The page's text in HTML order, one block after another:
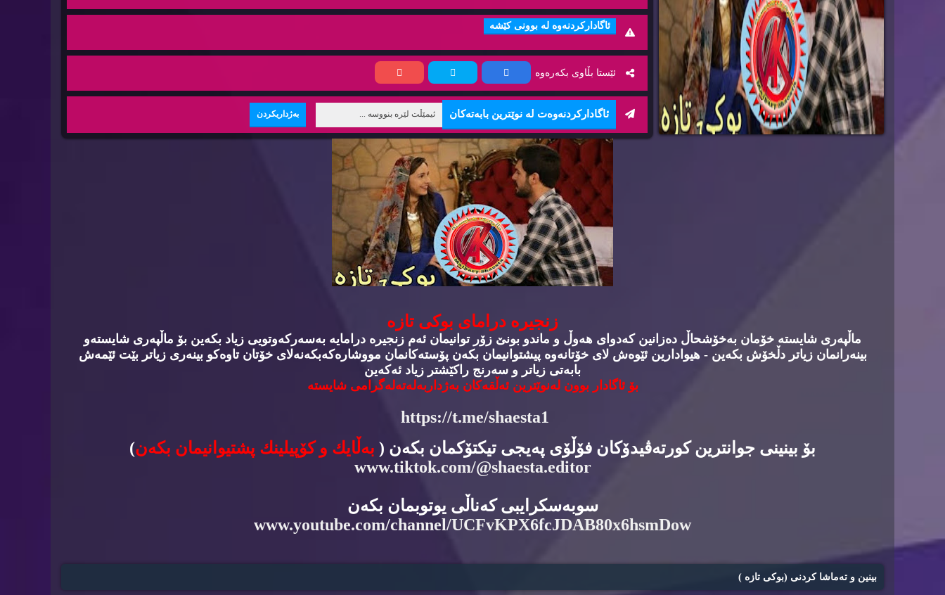
ئاگاداركردنه‌وه‌ له‌ بوونی كێشه‌
ئێستا بڵاوی بكه‌ره‌وه‌
ئاگاداركردنه‌وه‌ت له‌ نوێترین بابه‌ته‌كان
زنجیره‌ درامای بوكی تازه‌
ماڵپه‌ری شایسته‌ خۆمان به‌خۆشحاڵ ده‌زانین كه‌دوای هه‌وڵ و ماندو بونێ زۆر توانیمان ئه‌م زنجیره‌ درامایه‌ به‌سه‌ركه‌وتویی زیاد بكه‌ین بۆ ماڵپه‌ری شایسته‌و
بینه‌رانمان زیاتر دڵخۆش بكه‌ین - هیوادارین ئێوه‌ش لای خۆتانه‌وه‌ پیشتوانیمان بكه‌ن پۆسته‌كانمان مووشاره‌كه‌بكه‌نه‌لای خۆتان تاوه‌كو بینه‌ری زیاتر بێت ئێمه‌ش
بابه‌تی زیاتر و سه‌رنج راكێشتر زیاد ئه‌كه‌ین
بۆ ئاگادار بوون له‌نوێترین ئه‌ڵقه‌كان به‌ژداربه‌له‌ته‌له‌گرامی شایسته‌
https://t.me/shaesta1
بۆ بینینی جوانترین كورته‌ڤیدۆكان فۆڵۆی په‌یجی تیكتۆكمان بكه‌ن ( به‌ڵایك و كۆپیلینك پشتیوانیمان بكه‌ن)
www.tiktok.com/@shaesta.editor
سوبه‌سكرایبی كه‌ناڵی یوتوبمان بكه‌ن
www.youtube.com/channel/UCFvKPX6fcJDAB80x6hsmDow
بینین و ته‌ماشا كردنی (بوكی تازه‌ )